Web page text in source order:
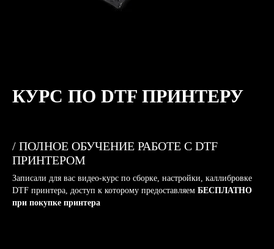
КУРС ПО DTF ПРИНТЕРУ
/ ПОЛНОЕ ОБУЧЕНИЕ РАБОТЕ С DTF
ПРИНТЕРОМ
Записали для вас видео-курс по сборке, настройки, каллибровке
DTF принтера, доступ к которому предоставляем БЕСПЛАТНО
при покупке принтера